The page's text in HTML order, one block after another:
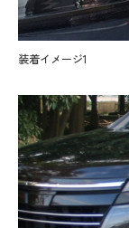
装着イメージ1